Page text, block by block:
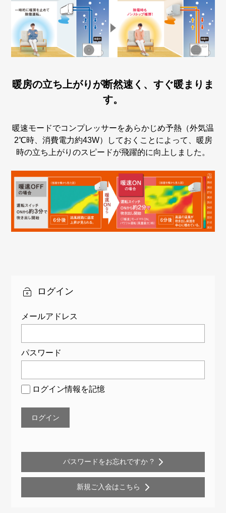
暖房の立ち上がりが断然速く、すぐ暖まりま
す。
暖速モードでコンプレッサーをあらかじめ予熱（外気温
2℃時、消費電力約43W）しておくことによって、暖房
時の立ち上がりのスピードが飛躍的に向上しました。
ログイン
メールアドレス
パスワード
ログイン情報を記憶
パスワードをお忘れですか ?
新規ご入会はこちら